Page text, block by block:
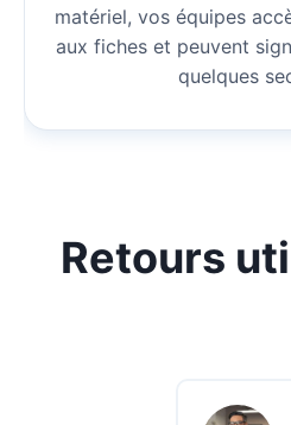
matériel, vos équipes
aux fiches et peuvent
quelques
Retours